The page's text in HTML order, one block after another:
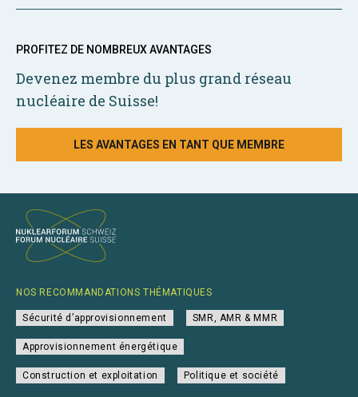
PROFITEZ DE NOMBREUX AVANTAGES
Devenez membre du plus grand réseau
nucléaire de Suisse!
LES AVANTAGES EN TANT QUE MEMBRE
NOS RECOMMANDATIONS THÉMATIQUES
Sécurité d’approvisionnement SMR, AMR & MMR
Approvisionnement énergétique
Construction et exploitation Politique et société